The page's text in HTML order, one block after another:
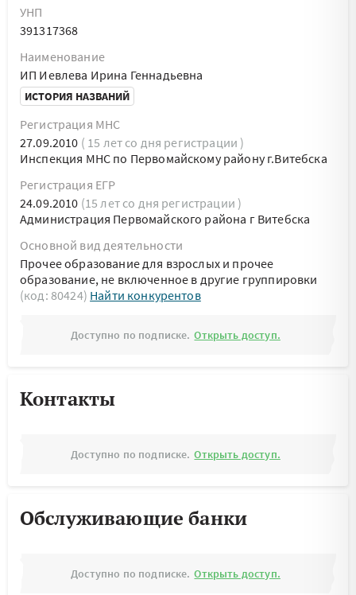
УНП
391317368
Наименование
ИП Иевлева Ирина Геннадьевна
ИСТОРИЯ НАЗВАНИЙ
Регистрация МНС
27.09.2010 ( 15 лет со дня регистрации )
Инспекция МНС по Первомайскому району г.Витебска
Регистрация ЕГР
24.09.2010 (15 лет со дня регистрации )
Администрация Первомайского района г Витебска
Основной вид деятельности
Прочее образование для взрослых и прочее
образование, не включенное в другие группировки
(код: 80424) Найти конкурентов
Доступно по подписке. Открыть доступ.
Контакты
Доступно по подписке. Открыть доступ.
Обслуживающие банки
Доступно по подписке. Открыть доступ.